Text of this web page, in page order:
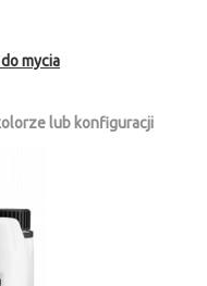
mycia
lub konfiguracji